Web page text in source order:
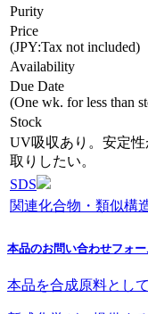
Purity
Price
(JPY:Tax not included)
Availability
Due Date
(One wk. for less than
Stock
UV吸収あり。安定
取りしたい。
SDS
関連化合物・類似構
本品のお問い合わせフォ
本品を合成原料とし